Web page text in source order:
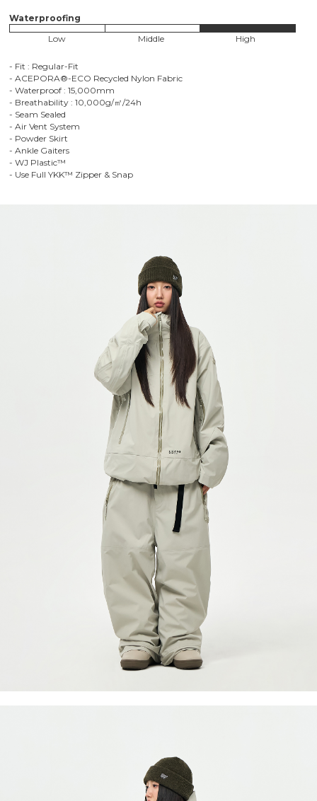
Waterproofing
Low
Middle High
- Fit : Regular-Fit
- ACEPORA®-ECO Recycled Nylon Fabric
- Waterproof : 15,000mm
- Breathability : 10,000g/㎡/24h
- Seam Sealed
- Air Vent System
- Powder Skirt
- Ankle Gaiters
- WJ Plastic™
- Use Full YKK™ Zipper & Snap